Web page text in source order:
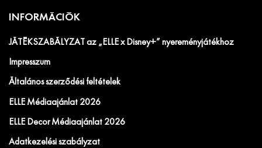
INFORMÁCIÓK
JÁTÉKSZABÁLYZAT az „ELLE x Disney+” nyereményjátékhoz
Impresszum
Általános szerződési feltételek
ELLE Médiaajánlat 2026
ELLE Decor Médiaajánlat 2026
Adatkezelési szabályzat